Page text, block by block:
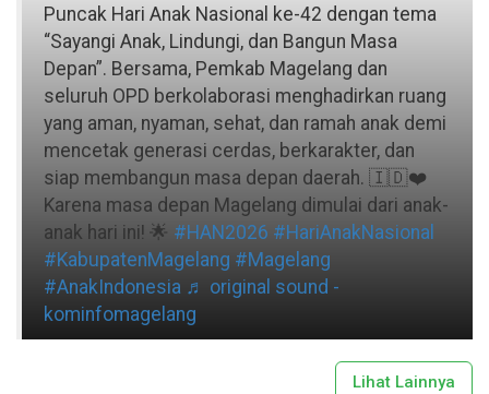
Puncak Hari Anak Nasional ke-42 dengan tema
“Sayangi Anak, Lindungi, dan Bangun Masa
Depan”. Bersama, Pemkab Magelang dan
seluruh OPD berkolaborasi menghadirkan ruang
yang aman, nyaman, sehat, dan ramah anak demi
mencetak generasi cerdas, berkarakter, dan
siap membangun masa depan daerah. 🇮🇩❤️
Karena masa depan Magelang dimulai dari anak-
anak hari ini! 🌟 #HAN2026 #HariAnakNasional
#KabupatenMagelang #Magelang
#AnakIndonesia ♬ original sound -
kominfomagelang
Lihat Lainnya